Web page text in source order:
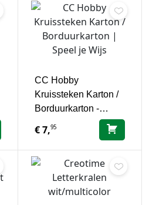
CC Hobby
Kruissteken Karton /
Borduurkarton -…
€7,95